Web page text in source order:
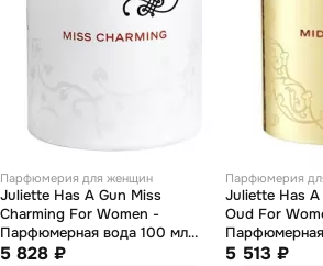
Парфюмерия для женщин
Juliette Has А Gun Miss
Charming For Women -
Парфюмерная вода 100 мл
(тестер)
5 828 ₽
Парфюмерия
Juliette Has
Oud For
(тестер)
5 513 ₽